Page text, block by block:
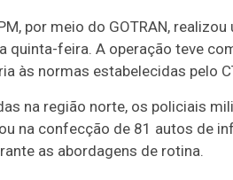
por meio do GOTRAN,
quinta-feira. A operação teve
às normas estabelecidas pelo
na região norte, os policiais
na confecção de 81 autos de
as abordagens de rotina.